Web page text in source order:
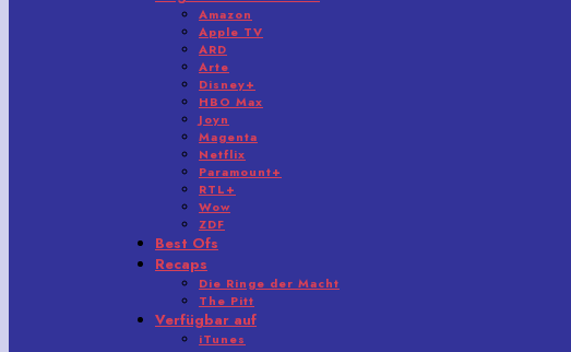
Amazon
Apple TV
ARD
Arte
Disney+
HBO Max
Joyn
Magenta
Netflix
Paramount+
RTL+
Wow
ZDF
Best Ofs
Recaps
Die Ringe der Macht
The Pitt
Verfügbar auf
iTunes